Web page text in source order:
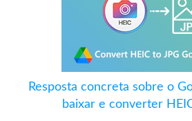
Resposta concreta sobre o
baixar e converter